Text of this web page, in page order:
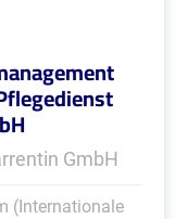
GmbH
(Internationale